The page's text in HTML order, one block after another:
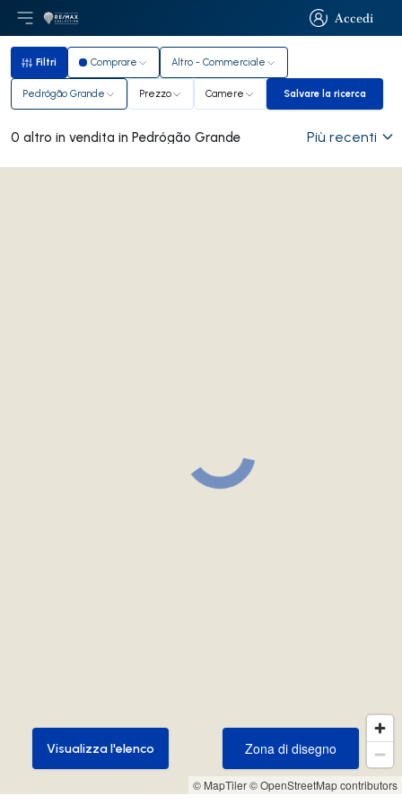
Accedi
Accedi
Apri il menu principale
LogoVai alla homepage
Filtri
Filtri Comprare Altro - Commerciale
Pedrógão Grande Prezzo Camere Salvare la
Salvare la ricerca
0 altro in vendita in Pedrógão Grande Più recenti
© MapTiler© OpenStreetMap contributors
Zona di disegno
Zona di disegno
Visualizza l'elenco
Visualizza l'elenco